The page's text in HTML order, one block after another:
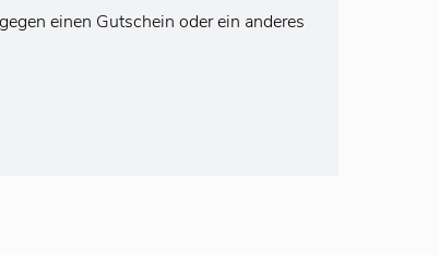
einen Gutschein oder ein anderes